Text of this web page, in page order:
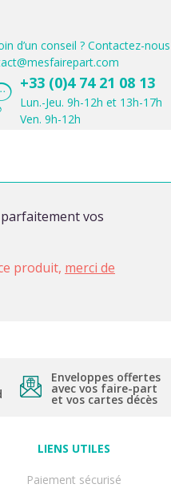
d’un conseil ? Contactez-nous
+33 (0)4 74 21 08 13
Lun.-Jeu. 9h-12h et 13h-17h
Ven. 9h-12h
vos
produit, merci de
Enveloppes offertes
avec vos faire-part
et vos cartes décès
LIENS UTILES
Paiement sécurisé